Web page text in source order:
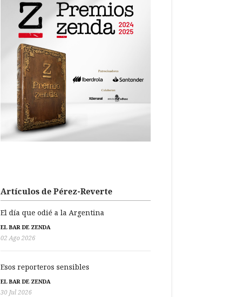
Artículos de Pérez-Reverte
El día que odié a la Argentina
EL BAR DE ZENDA
02 Ago 2026
Esos reporteros sensibles
EL BAR DE ZENDA
30 Jul 2026